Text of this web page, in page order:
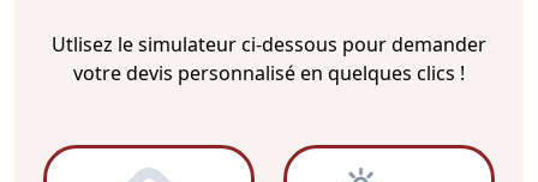
Utlisez le simulateur ci-dessous pour demander
votre devis personnalisé en quelques clics !